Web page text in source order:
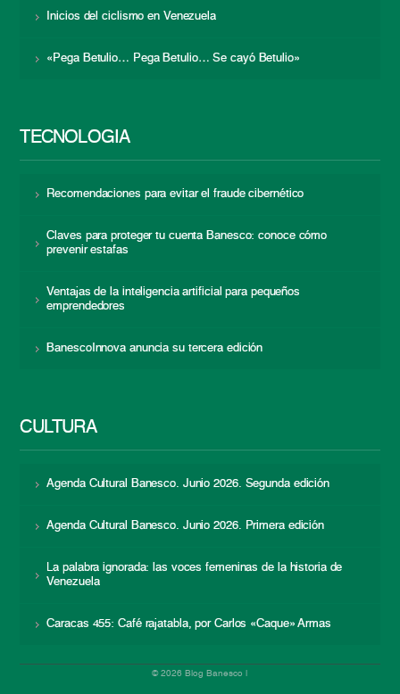
Inicios del ciclismo en Venezuela
«Pega Betulio… Pega Betulio… Se cayó Betulio»
TECNOLOGÍA
Recomendaciones para evitar el fraude cibernético
Claves para proteger tu cuenta Banesco: conoce cómo
prevenir estafas
Ventajas de la inteligencia artificial para pequeños
emprendedores
BanescoInnova anuncia su tercera edición
CULTURA
Agenda Cultural Banesco. Junio 2026. Segunda edición
Agenda Cultural Banesco. Junio 2026. Primera edición
La palabra ignorada: las voces femeninas de la historia de
Venezuela
Caracas 455: Café rajatabla, por Carlos «Caque» Armas
© 2026 Blog Banesco |